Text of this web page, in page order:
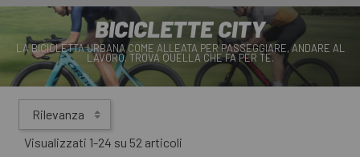
BICICLETTE CITY
LA BICICLETTA URBANA COME ALLEATA PER PASSEGGIARE, ANDARE AL
LAVORO. TROVA QUELLA CHE FA PER TE.
Rilevanza
Visualizzati 1-24 su 52 articoli